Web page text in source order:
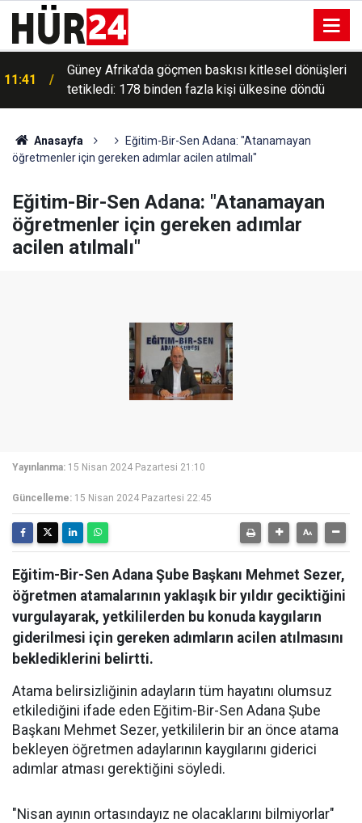
11:41
Güney Afrika'da göçmen baskısı kitlesel dönüşleri
tetikledi: 178 binden fazla kişi ülkesine döndü
Anasayfa
Eğitim-Bir-Sen Adana: "Atanamayan
öğretmenler için gereken adımlar acilen atılmalı"
Eğitim-Bir-Sen Adana: "Atanamayan
öğretmenler için gereken adımlar
acilen atılmalı"
Yayınlanma: 15 Nisan 2024 Pazartesi 21:10
Güncelleme: 15 Nisan 2024 Pazartesi 22:45
Eğitim-Bir-Sen Adana Şube Başkanı Mehmet Sezer,
öğretmen atamalarının yaklaşık bir yıldır geciktiğini
vurgulayarak, yetkililerden bu konuda kaygıların
giderilmesi için gereken adımların acilen atılmasını
beklediklerini belirtti.
Atama belirsizliğinin adayların tüm hayatını olumsuz
etkilediğini ifade eden Eğitim-Bir-Sen Adana Şube
Başkanı Mehmet Sezer, yetkililerin bir an önce atama
bekleyen öğretmen adaylarının kaygılarını giderici
adımlar atması gerektiğini söyledi.
"Nisan ayının ortasındayız ne olacaklarını bilmiyorlar"